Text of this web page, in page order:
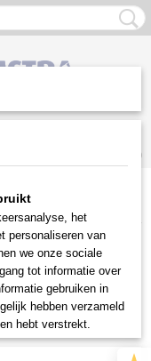
(0)
>Aandrijfriemen
het
personaliseren van
we onze sociale
tot informatie over
gebruiken in
hebben verzameld
hebt verstrekt.